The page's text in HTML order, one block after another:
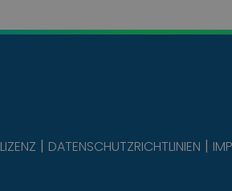
LIZENZ DATENSCHUTZRICHTLINIEN